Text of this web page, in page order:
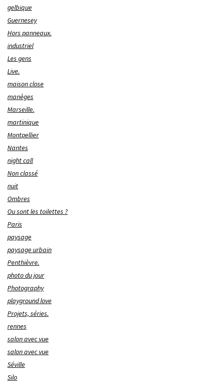
gelbique
Guernesey
Hors panneaux.
industriel
Les gens
Live.
maison close
manèges
Marseille.
martinique
Montpellier
Nantes
night call
Non classé
nuit
Ombres
Ou sont les toilettes ?
Paris
paysage
paysage urbain
Penthièvre.
photo du jour
Photography
playground love
Projets, séries.
rennes
salon avec vue
salon avec vue
Séville
Silo